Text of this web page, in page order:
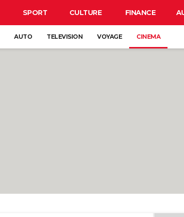
SPORT CULTURE FINANCE
AUTO TELEVISION VOYAGE CINEMA